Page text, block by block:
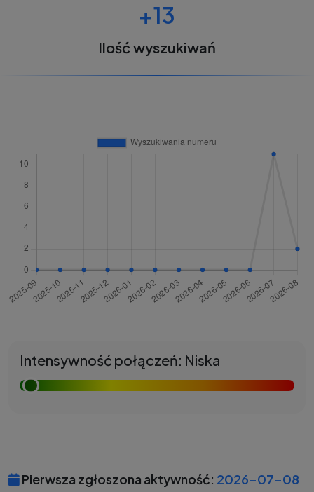
+13
Ilość wyszukiwań
Intensywność połączeń: Niska
Pierwsza zgłoszona aktywność: 2026-07-08